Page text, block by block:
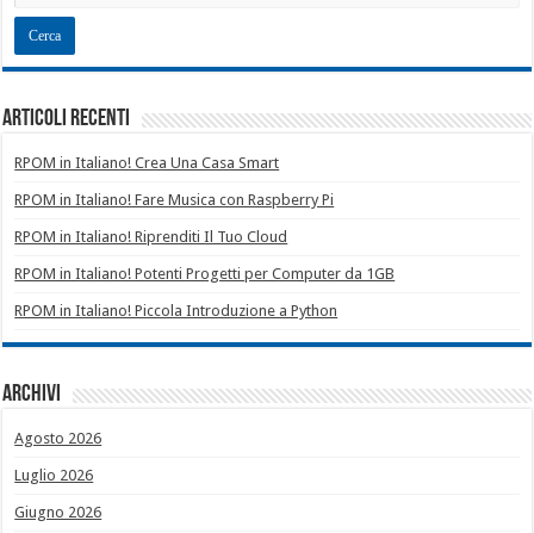
Articoli recenti
RPOM in Italiano! Crea Una Casa Smart
RPOM in Italiano! Fare Musica con Raspberry Pi
RPOM in Italiano! Riprenditi Il Tuo Cloud
RPOM in Italiano! Potenti Progetti per Computer da 1GB
RPOM in Italiano! Piccola Introduzione a Python
Archivi
Agosto 2026
Luglio 2026
Giugno 2026